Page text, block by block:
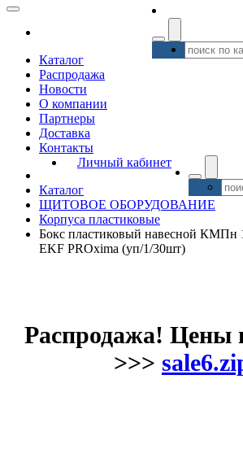
Каталог
Распродажа
Новости
О компании
Партнеры
Доставка
Контакты
Личный кабинет
Каталог
ЩИТОВОЕ ОБОРУДОВАНИЕ
Корпуса пластиковые
Бокс пластиковый навесной КМПн
EKF PROxima (уп/1/30шт)
Распродажа! Цены
>>>